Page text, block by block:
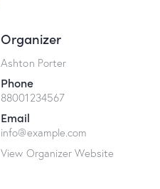
Organizer
Ashton Porter
Phone
88001234567
Email
info@example.com
View Organizer Website